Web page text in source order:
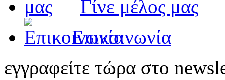
Γίνε μέλος μας
Eπικοινωνία
εγγραφείτε τώρα στο